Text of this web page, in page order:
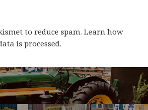
to reduce spam.Learn how
is processed.